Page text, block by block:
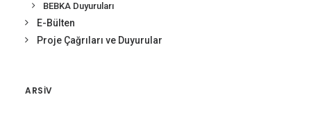
BEBKA Duyuruları
E-Bülten
Proje Çağrıları ve Duyurular
ARSIV